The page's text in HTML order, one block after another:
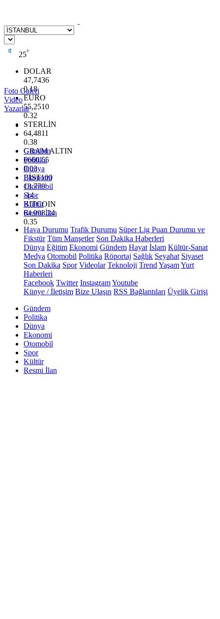
25°
DOLAR
47,7436
0.18
EURO
55,2510
0.32
STERLİN
64,4811
0.38
GRAM ALTIN
6660.55
0.03
BİST100
13.779
-14
BITCOIN
64.998,24
0.35
Foto Galeri
Video
Yazarlar
Gündem
Politika
Dünya
Ekonomi
Otomobil
Spor
Kültür
Resmi İlan
Hava Durumu Trafik Durumu Süper Lig Puan Durumu ve
Fikstür Tüm Manşetler Son Dakika Haberleri
Dünya Eğitim Ekonomi Gündem Hayat İslam Kültür-Sanat
Medya Otomobil Politika Röportaj Sağlık Seyahat Siyaset
Son Dakika Spor Videolar Teknoloji Trend YaşamYurt
Haberleri
Facebook Twitter InstagramYoutube
Künye / İletişim Bize Ulaşın RSS Bağlantıları Üyelik Girişi
Gündem
Politika
Dünya
Ekonomi
Otomobil
Spor
Kültür
Resmi İlan